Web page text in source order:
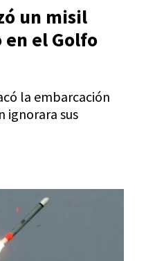
un misil
el Golfo
la embarcación
ignorara sus